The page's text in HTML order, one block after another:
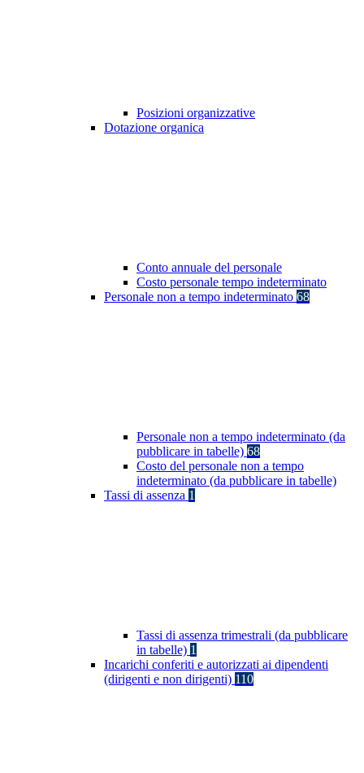
Posizioni organizzative
Dotazione organica
Conto annuale del personale
Costo personale tempo indeterminato
Personale non a tempo indeterminato 68
Personale non a tempo indeterminato (da
pubblicare in tabelle) 68
Costo del personale non a tempo
indeterminato (da pubblicare in tabelle)
Tassi di assenza 1
Tassi di assenza trimestrali (da pubblicare
in tabelle) 1
Incarichi conferiti e autorizzati ai dipendenti
(dirigenti e non dirigenti) 110